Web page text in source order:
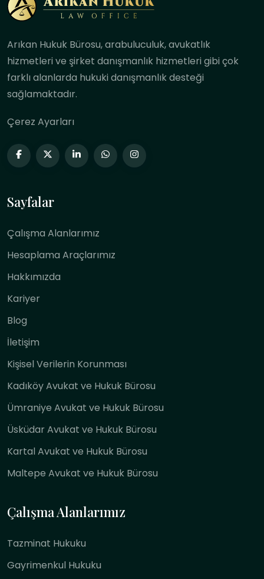
Arıkan Hukuk Bürosu, arabuluculuk, avukatlık
hizmetleri ve şirket danışmanlık hizmetleri gibi çok
farklı alanlarda hukuki danışmanlık desteği
sağlamaktadır.
Çerez Ayarları
Sayfalar
Çalışma Alanlarımız
Hesaplama Araçlarımız
Hakkımızda
Kariyer
Blog
İletişim
Kişisel Verilerin Korunması
Kadıköy Avukat ve Hukuk Bürosu
Ümraniye Avukat ve Hukuk Bürosu
Üsküdar Avukat ve Hukuk Bürosu
Kartal Avukat ve Hukuk Bürosu
Maltepe Avukat ve Hukuk Bürosu
Çalışma Alanlarımız
Tazminat Hukuku
Gayrimenkul Hukuku